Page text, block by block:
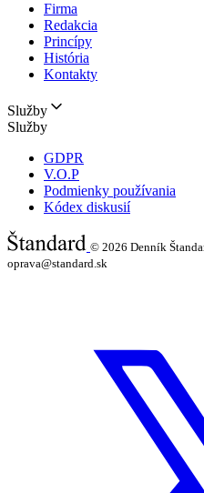
Firma
Redakcia
Princípy
História
Kontakty
Služby
Služby
GDPR
V.O.P
Podmienky používania
Kódex diskusií
© 2026 Denník
oprava@standard.sk